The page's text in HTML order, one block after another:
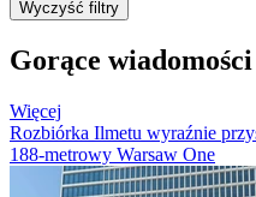
Wyczyść filtry
Gorące wiadomości
Więcej
Rozbiórka Ilmetu wyraźnie
188-metrowy Warsaw One